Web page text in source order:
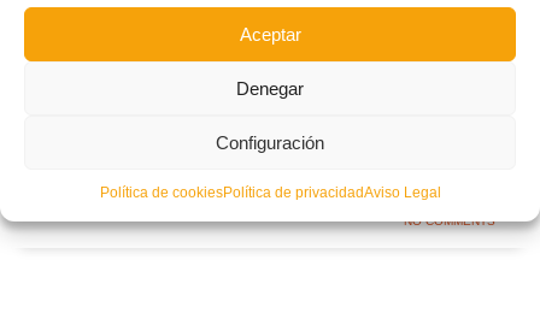
Aceptar
Denegar
Configuración
Política de cookiesPolítica de privacidadAviso Legal
PUBLICADO EN
FÚTBOL PLAYA MASC. ABSOLUTA SELECCIÓ
NO COMMENTS